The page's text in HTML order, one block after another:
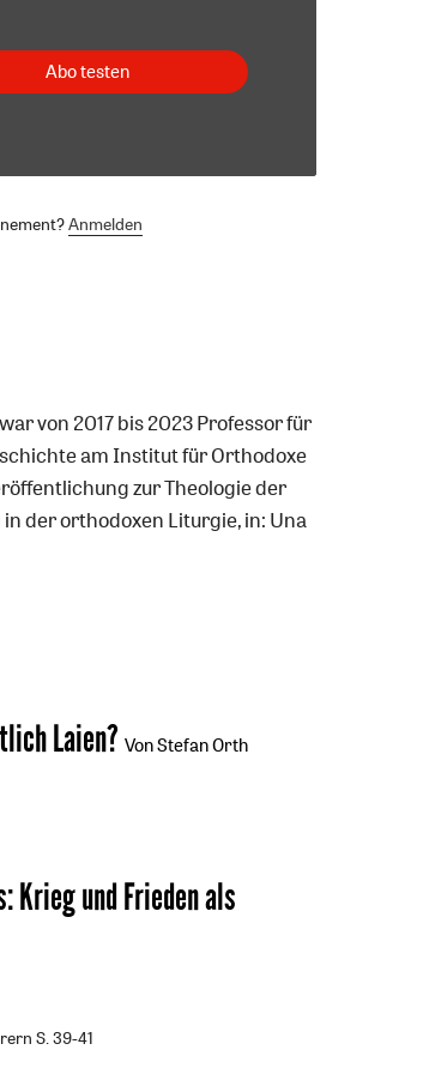
Abo testen
Anmelden
von 2017 bis 2023 Professor für
am Institut für Orthodoxe
zur Theologie der
der orthodoxen Liturgie, in: Una
Laien? Von Stefan Orth
:Krieg und Frieden als
S. 39-41